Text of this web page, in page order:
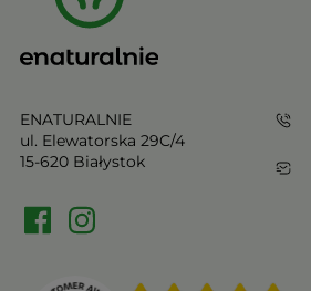
ENATURALNIE
ul. Elewatorska 29C/4
15-620 Białystok